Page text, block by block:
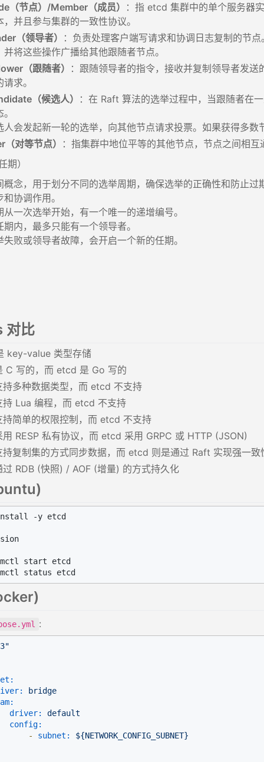
（节点）/Member（成员）
：指 etcd 集群中的单个服务器
，并且参与集群的一致性协议。
（领导者）
：负责处理客户端写请求和协调日志复制的节
并将这些操作广播给其他跟随者节点。
（跟随者）
：跟随领导者的指令，接收并复制领导者发
求。
（候选人）
：在 Raft 算法的选举过程中，当跟随者在
人会发起新一轮的选举，向其他节点请求投票。如果获得多
（对等节点）
：指集群中地位平等的其他节点，节点之间相
期）
概念，用于划分不同的选举周期，确保选举的正确性和防止
协调作用。
从一次选举开始，有一个唯一的递增编号。
期内，最多只能有一个领导者。
失败或领导者故障，会开启一个新的任期。
对比
key-value 类型存储
C 写的，而 etcd 是 Go 写的
持多种数据类型，而 etcd 不支持
持 Lua 编程，而 etcd 不支持
持简单的权限控制，而 etcd 不支持
用 RESP 私有协议，而 etcd 采用 GRPC 或 HTTP (JSON)
持复制集的方式同步数据，而 etcd 则是通过 Raft 实现强一致
过 RDB (快照) / AOF (增量) 的方式持久化
-y etcd
:
bridge
driver:
default
config:
-
subnet: ${NETWORK_CONFIG_SUBNET}